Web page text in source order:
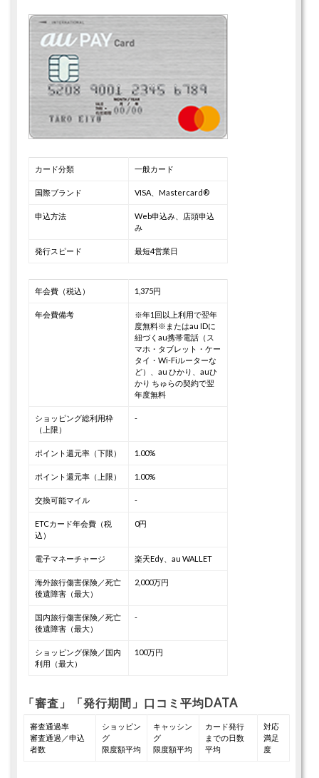
カード分類 一般カード
国際ブランド VISA、Mastercard®
申込方法
Web申込み、店頭申込
み
発行スピード 最短4営業日
年会費（税込） 1,375円
年会費備考
※年1回以上利用で翌年
度無料※またはau IDに
紐づくau携帯電話（ス
マホ・タブレット・ケー
タイ・Wi-Fiルーターな
ど）、au ひかり、auひ
かり ちゅらの契約で翌
年度無料
ショッピング総利用枠
（上限）
-
ポイント還元率（下限） 1.00%
ポイント還元率（上限） 1.00%
交換可能マイル -
ETCカード年会費（税
込）
0円
電子マネーチャージ 楽天Edy、au WALLET
海外旅行傷害保険／死亡
後遺障害（最大）
2,000万円
国内旅行傷害保険／死亡
後遺障害（最大）
-
ショッピング保険／国内
利用（最大）
100万円
「審査」「発行期間」口コミ平均DATA
審査通過率
審査通過／申込
者数
ショッピン
グ
限度額平均
キャッシン
グ
限度額平均
カード発行
までの日数
平均
対応
満足
度